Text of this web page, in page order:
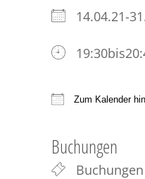
14.04.21-
Zum Kalender
Buchungen